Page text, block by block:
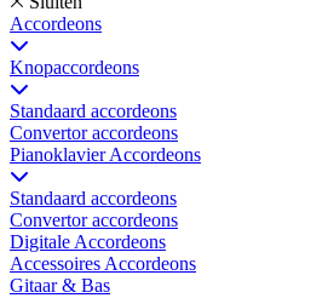
Accordeons
Knopaccordeons
Standaard accordeons
Convertor accordeons
Pianoklavier Accordeons
Standaard accordeons
Convertor accordeons
Digitale Accordeons
Accessoires Accordeons
Gitaar & Bas